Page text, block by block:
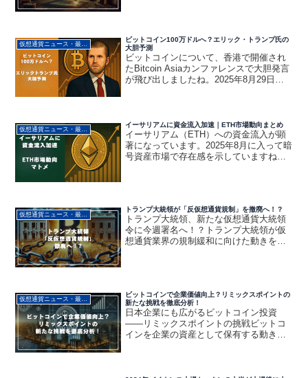
今回はSOLの価格...
ビットコイン100万ドルへ？エリック・トランプ氏の
大胆予測
ビットコインについて、香港で開催され
たBitcoin Asiaカンファレンスで大胆発言
が飛び出しましたね。2025年8月29日、
露...
イーサリアムに資金流入加速｜ETH市場動向まとめ
イーサリアム（ETH）への資金流入が顕
著になっています。2025年8月に入って暗
号資産市場で存在感を示していますね。
トランプ大統領が「反仮想通貨規制」を撤廃へ！？
トランプ大統領、新たな仮想通貨大統領
令に今週署名へ！？トランプ大統領が仮
想通貨業界の規制緩和に向けた動きを加
仮想通貨ニュース・最新動向
ビットコインで企業価値向上？リミックスポイントの
新たな挑戦を徹底分析！
日本企業にも広がるビットコイン投資
——リミックスポイントの挑戦ビットコ
インを企業の資産として保有する動きが